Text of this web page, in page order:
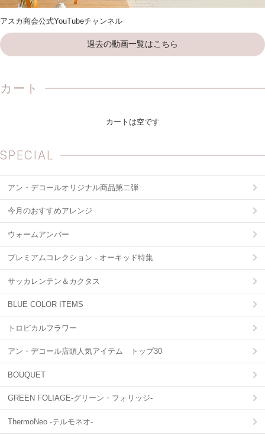
アスカ商会公式YouTubeチャンネル
過去の動画一覧はこちら
カート
カートは空です
SPECIAL
アン・デコールオリジナル商品第二弾
今月のおすすめアレンジ
ウォームアンバー
プレミアムコレクション - オーキッド特集
サッカレンテン＆カクタス
BLUE COLOR ITEMS
トロピカルフラワー
アン・デコール店頭人気アイテム トップ30
BOUQUET
GREEN FOLIAGE-グリーン・フォリッジ-
ThermoNeo -テルモネオ-